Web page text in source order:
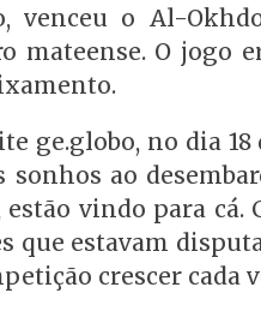
venceu o Al-
mateense. O jogo
ge.globo, no dia
sonhos ao
vindo para cá.
que estavam
crescer cada